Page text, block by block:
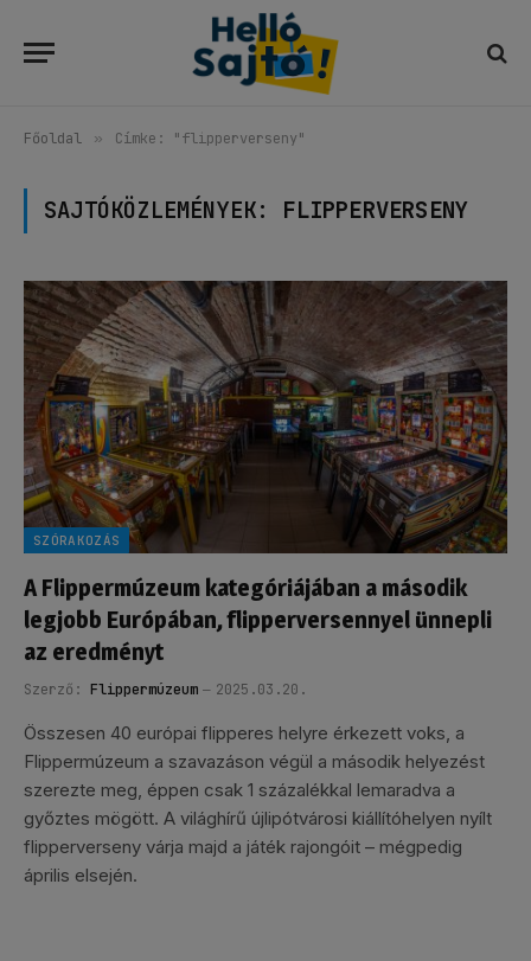
Főoldal » Címke: "flipperverseny"
SAJTÓKÖZLEMÉNYEK: FLIPPERVERSENY
SZÓRAKOZÁS
A Flippermúzeum kategóriájában a második
legjobb Európában, flipperversennyel ünnepli
az eredményt
Szerző: Flippermúzeum 2025.03.20.
Összesen 40 európai flipperes helyre érkezett voks, a
Flippermúzeum a szavazáson végül a második helyezést
szerezte meg, éppen csak 1 százalékkal lemaradva a
győztes mögött. A világhírű újlipótvárosi kiállítóhelyen nyílt
flipperverseny várja majd a játék rajongóit – mégpedig
április elsején.